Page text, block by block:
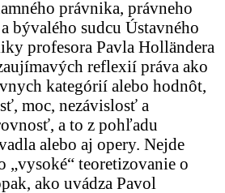
právnika, právneho
bývalého sudcu Ústavného
profesora Pavla Holländera
reflexií práva ako
kategórií alebo hodnôt,
moc, nezávislosť a
a to z pohľadu
alebo aj opery. Nejde
„vysoké“ teoretizovanie o
ako uvádza Pavol